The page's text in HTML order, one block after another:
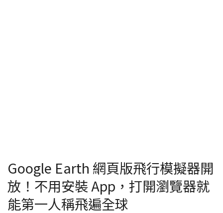
Google Earth 網頁版飛行模擬器開
放！不用安裝 App，打開瀏覽器就
能第一人稱飛遍全球